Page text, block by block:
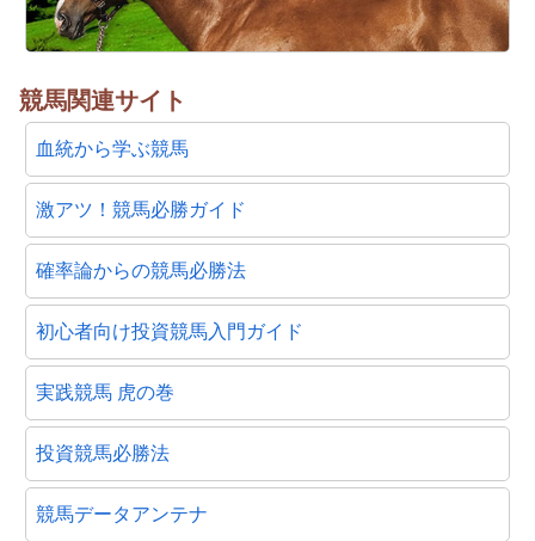
競馬関連サイト
血統から学ぶ競馬
激アツ！競馬必勝ガイド
確率論からの競馬必勝法
初心者向け投資競馬入門ガイド
実践競馬 虎の巻
投資競馬必勝法
競馬データアンテナ